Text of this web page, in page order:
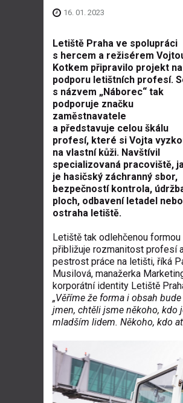
16. 01. 2023
Letiště Praha ve spolupráci
s hercem a režisérem
Kotkem připravilo projekt na
podporu letištních profesí.
s názvem „Náborec“ tak
podporuje značku
zaměstnavatele
a představuje celou škálu
profesí, které si Vojta
na vlastní kůži. Navštívil
specializovaná pracoviště,
je hasičský záchranný sbor,
bezpečností kontrola,
ploch, odbavení letadel nebo
ostraha letiště.
Letiště tak odlehčenou formou
přibližuje rozmanitost profesí
pestrost práce na letišti, říká
Musilová, manažerka
korporátní identity Letiště
„Věříme že forma i obsah
jmen, chtěli jsme někoho, kdo
mladším lidem. Někoho, kdo